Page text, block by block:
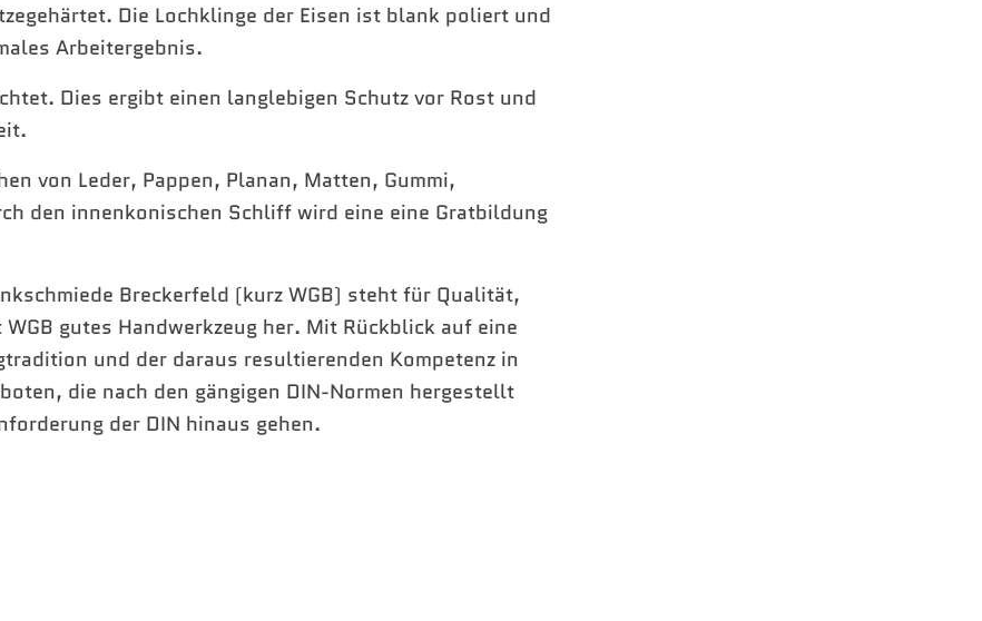
Die Lochklinge der Eisen ist blank poliert und
Arbeitergebnis.
Dies ergibt einen langlebigen Schutz vor Rost und
von Leder, Pappen, Planan, Matten, Gummi,
den innenkonischen Schliff wird eine eine Gratbildung
Breckerfeld (kurz WGB) steht für Qualität,
gutes Handwerkzeug her. Mit Rückblick auf eine
und der daraus resultierenden Kompetenz in
die nach den gängigen DIN-Normen hergestellt
der DIN hinaus gehen.